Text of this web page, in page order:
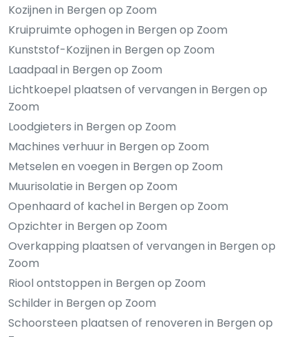
Kozijnen in Bergen op Zoom
Kruipruimte ophogen in Bergen op Zoom
Kunststof-Kozijnen in Bergen op Zoom
Laadpaal in Bergen op Zoom
Lichtkoepel plaatsen of vervangen in Bergen op
Zoom
Loodgieters in Bergen op Zoom
Machines verhuur in Bergen op Zoom
Metselen en voegen in Bergen op Zoom
Muurisolatie in Bergen op Zoom
Openhaard of kachel in Bergen op Zoom
Opzichter in Bergen op Zoom
Overkapping plaatsen of vervangen in Bergen op
Zoom
Riool ontstoppen in Bergen op Zoom
Schilder in Bergen op Zoom
Schoorsteen plaatsen of renoveren in Bergen op